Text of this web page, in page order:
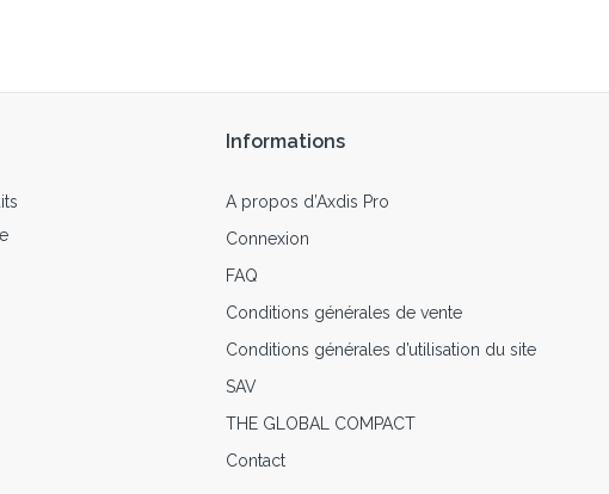
Informations
A propos d’Axdis Pro
Connexion
FAQ
Conditions générales de vente
Conditions générales d’utilisation du site
SAV
THE GLOBAL COMPACT
Contact